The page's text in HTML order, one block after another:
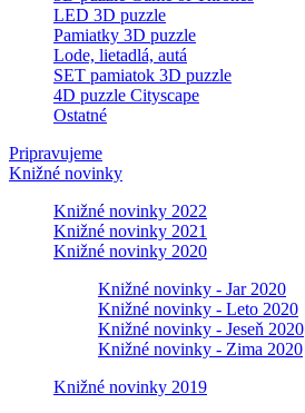
LED 3D puzzle
Pamiatky 3D puzzle
Lode, lietadlá, autá
SET pamiatok 3D puzzle
4D puzzle Cityscape
Ostatné
Pripravujeme
Knižné novinky
Knižné novinky 2022
Knižné novinky 2021
Knižné novinky 2020
Knižné novinky - Jar 2020
Knižné novinky - Leto 2020
Knižné novinky - Jeseň 2020
Knižné novinky - Zima 2020
Knižné novinky 2019